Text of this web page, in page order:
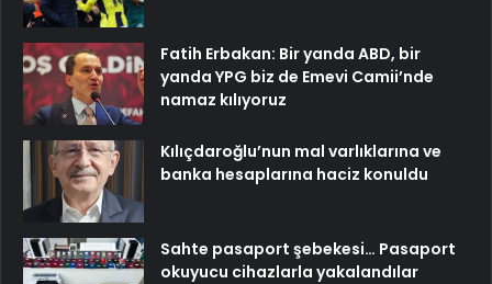
Fatih Erbakan: Bir yanda ABD, bir
yanda YPG biz de Emevi Camii’nde
namaz kılıyoruz
Kılıçdaroğlu’nun mal varlıklarına ve
banka hesaplarına haciz konuldu
Sahte pasaport şebekesi… Pasaport
okuyucu cihazlarla yakalandılar